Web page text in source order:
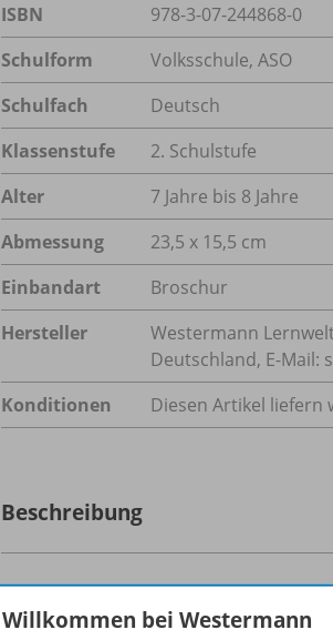
ISBN
978-3-07-244868-0
Schulform
Volksschule, ASO
Schulfach
Deutsch
Klassenstufe
2. Schulstufe
Alter
7 Jahre bis 8 Jahre
Abmessung
23,5 x 15,5 cm
Einbandart
Broschur
Hersteller
Westermann
Deutschland, E-Mail:
Konditionen
Diesen Artikel liefern
Beschreibung
Grammatik. Differenziert und
Willkommen bei Westermann